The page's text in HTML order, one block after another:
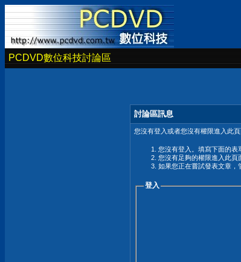
PCDVD數位科技討論區
討論區訊息
您沒有登入或者您沒有權限進入此
您沒有登入。填寫下面的表
您沒有足夠的權限進入此頁
如果您正在嘗試發表文章，
登入